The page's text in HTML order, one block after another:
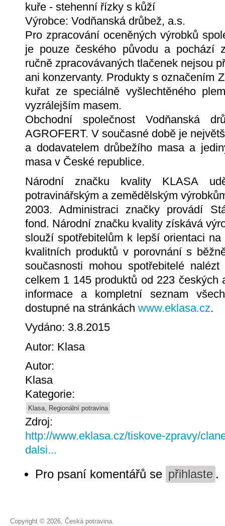
kuře - stehenní řízky s kůží
Výrobce: Vodňanská drůbež, a.s.
Pro zpracování oceněných výrobků
je pouze českého původu a pochází
ručně zpracovávaných tlačenek nejsou
ani konzervanty. Produkty s označením
kuřat ze speciálně vyšlechtěného
vyzrálejším masem.
Obchodní společnost Vodňanská
AGROFERT. V současné době je
a dodavatelem drůbežího masa a
masa v České republice.
Národní značku kvality KLASA
potravinářským a zemědělským
2003. Administraci značky provádí
fond. Národní značku kvality získává
slouží spotřebitelům k lepší orientaci
kvalitních produktů v porovnání s
současnosti mohou spotřebitelé
celkem 1 145 produktů od 223 českých
informace a kompletní seznam
dostupné na stránkách www.eklasa.cz.
Vydáno: 3.8.2015
Autor: Klasa
Autor:
Klasa
Kategorie:
Klasa, Regionální potravina
Zdroj:
http://www.eklasa.cz/tiskove-zpravy/
dalsi...
Pro psaní komentářů se přihlaste .
Copyright © 2026, Česká potravina.